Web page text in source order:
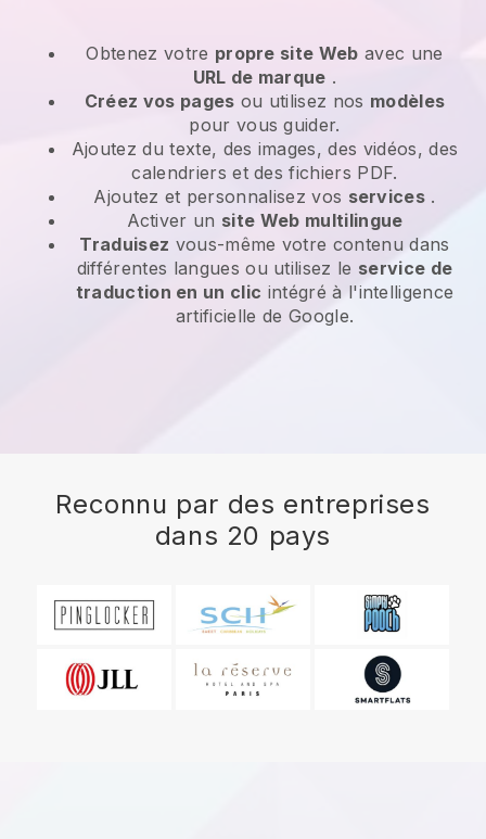
Obtenez votre propre site Web avec une
URL de marque .
Créez vos pages ou utilisez nos modèles
pour vous guider.
Ajoutez du texte, des images, des vidéos, des
calendriers et des fichiers PDF.
Ajoutez et personnalisez vos services .
Activer un site Web multilingue
Traduisez vous-même votre contenu dans
différentes langues ou utilisez le service de
traduction en un clic intégré à l'intelligence
artificielle de Google.
Reconnu par des entreprises
dans 20 pays